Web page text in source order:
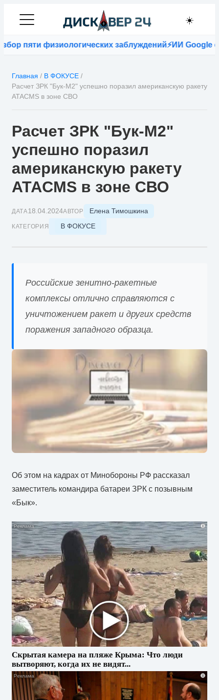
☀️
физиологических заблуждений⚡ИИ Google
Главная / В ФОКУСЕ /
Расчет ЗРК "Бук-М2" успешно поразил американскую ракету
ATACMS в зоне СВО
Расчет ЗРК "Бук-М2"
успешно поразил
американскую ракету
ATACMS в зоне СВО
ДАТА18.04.2024АВТОР Елена Тимошкина
КАТЕГОРИЯ В ФОКУСЕ
Российские зенитно-ракетные
комплексы отлично справляются с
уничтожением ракет и других средств
поражения западного образца.
Об этом на кадрах от Минобороны РФ рассказал
заместитель командира батареи ЗРК с позывным
«Бык».
i
Скрытая камера на пляже Крыма: Что люди
вытворяют, когда их не видят...
i